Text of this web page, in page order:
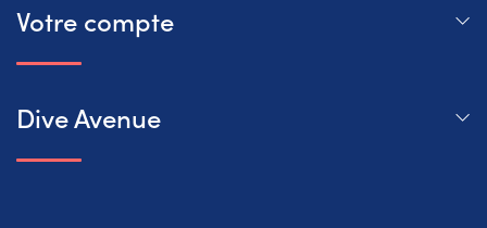
Votre compte
Dive Avenue